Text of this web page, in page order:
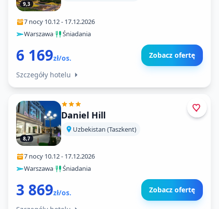
9,3
7 nocy·10.12- 17.12.2026
Warszawa· Śniadania
6 169zł/os. Zobacz ofertę
Szczegóły hotelu
8,7
Daniel Hill
Uzbekistan (Taszkent)
7 nocy·10.12- 17.12.2026
Warszawa· Śniadania
3 869zł/os. Zobacz ofertę